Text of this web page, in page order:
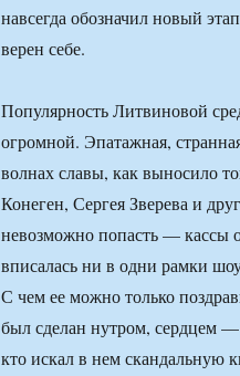
навсегда обозначил новый
верен себе.
Популярность Литвиновой
огромной. Эпатажная,
волнах славы, как выносило
Конеген, Сергея Зверева и
невозможно попасть — кассы
вписалась ни в одни рамки
С чем ее можно только
был сделан нутром, сердцем
кто искал в нем